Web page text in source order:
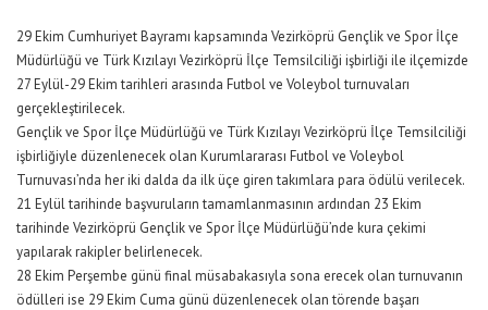
29 Ekim Cumhuriyet Bayramı kapsamında Vezirköprü Gençlik ve Spor İlçe
Müdürlüğü ve Türk Kızılayı Vezirköprü İlçe Temsilciliği işbirliği ile ilçemizde
27 Eylül-29 Ekim tarihleri arasında Futbol ve Voleybol turnuvaları
gerçekleştirilecek.
Gençlik ve Spor İlçe Müdürlüğü ve Türk Kızılayı Vezirköprü İlçe Temsilciliği
işbirliğiyle düzenlenecek olan Kurumlararası Futbol ve Voleybol
Turnuvası’nda her iki dalda da ilk üçe giren takımlara para ödülü verilecek.
21 Eylül tarihinde başvuruların tamamlanmasının ardından 23 Ekim
tarihinde Vezirköprü Gençlik ve Spor İlçe Müdürlüğü’nde kura çekimi
yapılarak rakipler belirlenecek.
28 Ekim Perşembe günü final müsabakasıyla sona erecek olan turnuvanın
ödülleri ise 29 Ekim Cuma günü düzenlenecek olan törende başarı